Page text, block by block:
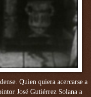
Quien quiera acercarse a
José Gutiérrez Solana a